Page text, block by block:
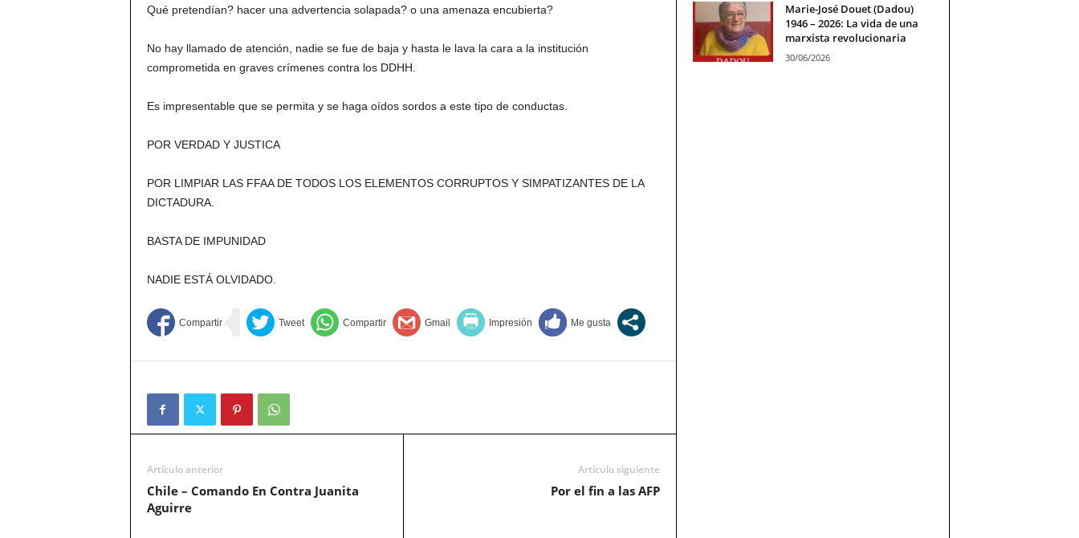
Qué pretendían? hacer una advertencia solapada? o una amenaza encubierta?
No hay llamado de atención, nadie se fue de baja y hasta le lava la cara a la institución
comprometida en graves crímenes contra los DDHH.
Es impresentable que se permita y se haga oídos sordos a este tipo de conductas.
POR VERDAD Y JUSTICA
POR LIMPIAR LAS FFAA DE TODOS LOS ELEMENTOS CORRUPTOS Y SIMPATIZANTES DE LA
DICTADURA.
BASTA DE IMPUNIDAD
NADIE ESTÁ OLVIDADO.
Artículo anterior
Chile – Comando En Contra Juanita
Aguirre
Artículo siguiente
Por el fin a las AFP
Marie-José Douet (Dadou)
1946 – 2026: La vida de una
marxista revolucionaria
30/06/2026